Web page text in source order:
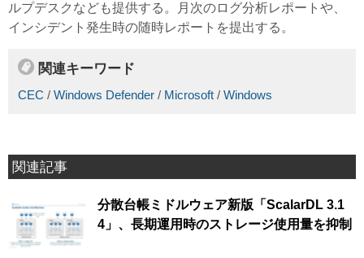
ルプデスクなども提供する。月次のログ分析レポートや、
インシデント発生時の随時レポートを提出する。
関連キーワード
CEC / Windows Defender / Microsoft / Windows
関連記事
分散台帳ミドルウェア新版「ScalarDL 3.1
4」、長期運用時のストレージ使用量を抑制